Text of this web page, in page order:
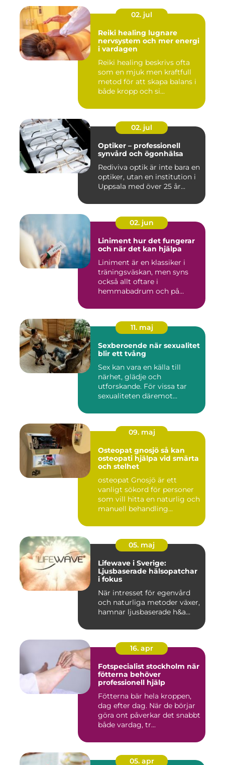
02. jul
Reiki healing lugnare
nervsystem och mer energi
i vardagen
Reiki healing beskrivs ofta
som en mjuk men kraftfull
metod för att skapa balans i
både kropp och si...
02. jul
Optiker – professionell
synvård och ögonhälsa
Rediviva optik är inte bara en
optiker, utan en institution i
Uppsala med över 25 år...
02. jun
Liniment hur det fungerar
och när det kan hjälpa
Liniment är en klassiker i
träningsväskan, men syns
också allt oftare i
hemmabadrum och på
11. maj
Sexberoende när sexualitet
blir ett tvång
Sex kan vara en källa till
närhet, glädje och
utforskande. För vissa tar
sexualiteten däremot
09. maj
Osteopat gnosjö så kan
osteopati hjälpa vid smärta
och stelhet
osteopat Gnosjö är ett
vanligt sökord för personer
som vill hitta en naturlig och
manuell behandling...
05. maj
Lifewave i Sverige:
Ljusbaserade hälsopatchar
i fokus
När intresset för egenvård
och naturliga metoder växer,
hamnar ljusbaserade h&a...
16. apr
Fotspecialist stockholm när
fötterna behöver
professionell hjälp
Fötterna bär hela kroppen,
dag efter dag. När de börjar
göra ont påverkar det snabbt
både vardag, tr...
05. apr